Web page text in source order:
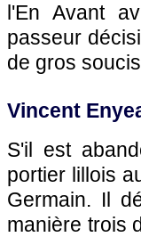
l'En Avant
passeur
de gros
Vincent
S'il est
portier lillois
Germain. Il
manière trois